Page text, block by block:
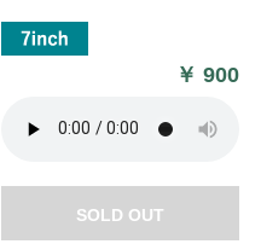
￥900
SOLD OUT